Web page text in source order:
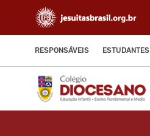
RESPONSÁVEIS ESTUDANTES